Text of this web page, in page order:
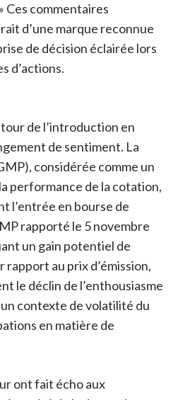
Ces commentaires
d’une marque reconnue
de décision éclairée lors
d’actions.
de l’introduction en
de sentiment. La
considérée comme un
performance de la cotation,
l’entrée en bourse de
rapporté le 5 novembre
un gain potentiel de
rapport au prix d’émission,
le déclin de l’enthousiasme
contexte de volatilité du
en matière de
ont fait écho aux